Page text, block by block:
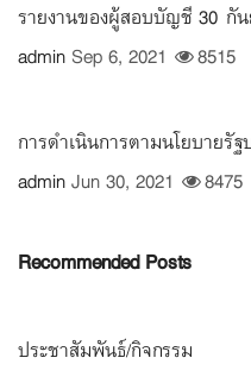
รายงานของผู้สอบบัญชี 30 กั
admin Sep 6, 2021 8515
การดำเนินการตามนโยบายรั
adminJun 30, 2021 8475
Recommended Posts
ประชาสัมพันธ์/กิจกรรม